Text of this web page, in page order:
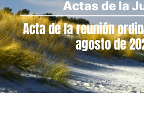
Actas de la
Acta de la reunión
agosto de